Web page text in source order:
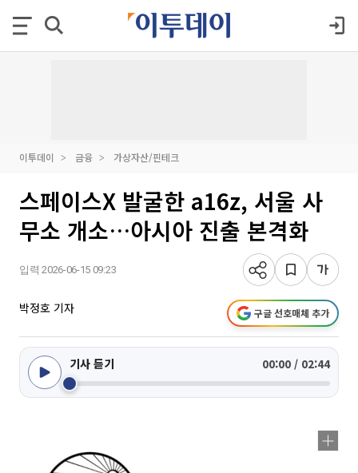
이투데이 금융 가상자산/핀테크
스페이스X 발굴한 a16z, 서울 사
무소 개소…아시아 진출 본격화
입력 2026-06-15 09:23
박정호 기자 구글 선호매체 추가
기사 듣기 00:00 / 02:44